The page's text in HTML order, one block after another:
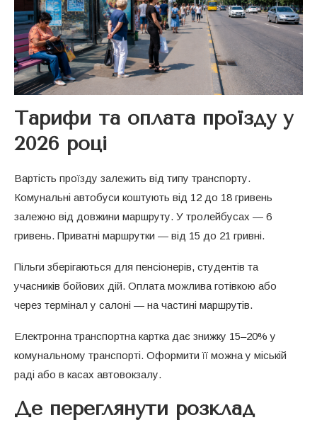
Тарифи та оплата проїзду у
2026 році
Вартість проїзду залежить від типу транспорту.
Комунальні автобуси коштують від 12 до 18 гривень
залежно від довжини маршруту. У тролейбусах — 6
гривень. Приватні маршрутки — від 15 до 21 гривні.
Пільги зберігаються для пенсіонерів, студентів та
учасників бойових дій. Оплата можлива готівкою або
через термінал у салоні — на частині маршрутів.
Електронна транспортна картка дає знижку 15–20% у
комунальному транспорті. Оформити її можна у міській
раді або в касах автовокзалу.
Де переглянути розклад